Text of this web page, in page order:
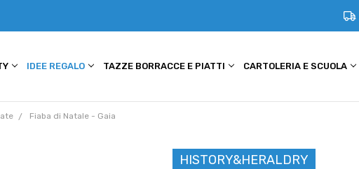
IDEE REGALO TAZZE BORRACCE E PIATTI CARTOLERIA E SCUOLA
Fiaba di Natale - Gaia
HISTORY&HERALDRY